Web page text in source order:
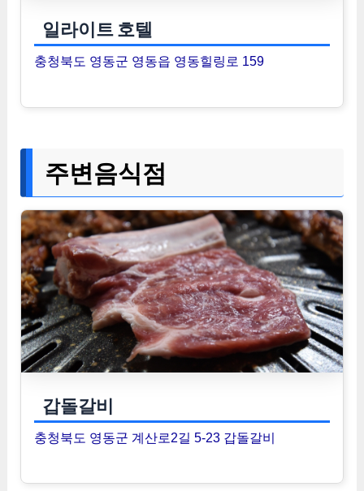
일라이트 호텔
충청북도 영동군 영동읍 영동힐링로 159
주변음식점
갑돌갈비
충청북도 영동군 계산로2길 5-23 갑돌갈비